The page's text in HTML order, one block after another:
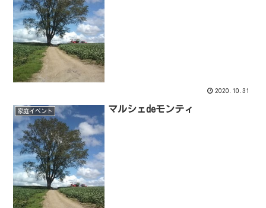
2020.10.31
家庭イベント マルシェdeモンティ